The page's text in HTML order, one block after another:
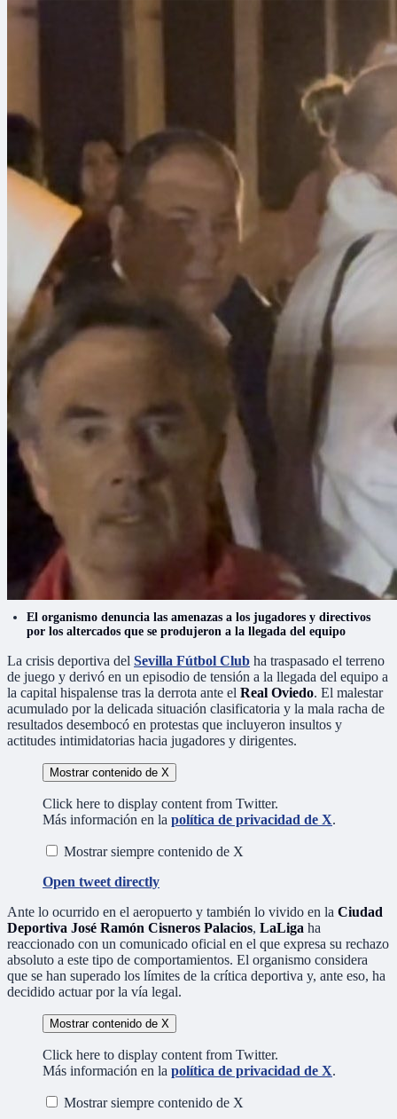
El organismo denuncia las amenazas a los jugadores y directivos
por los altercados que se produjeron a la llegada del equipo
La crisis deportiva del Sevilla Fútbol Club ha traspasado el terreno
de juego y derivó en un episodio de tensión a la llegada del equipo a
la capital hispalense tras la derrota ante el Real Oviedo. El malestar
acumulado por la delicada situación clasificatoria y la mala racha de
resultados desembocó en protestas que incluyeron insultos y
actitudes intimidatorias hacia jugadores y dirigentes.
Mostrar contenido de X
Click here to display content from Twitter.
Más información en la política de privacidad de X.
Mostrar siempre contenido de X
Open tweet directly
Ante lo ocurrido en el aeropuerto y también lo vivido en la Ciudad
Deportiva José Ramón Cisneros Palacios, LaLiga ha
reaccionado con un comunicado oficial en el que expresa su rechazo
absoluto a este tipo de comportamientos. El organismo considera
que se han superado los límites de la crítica deportiva y, ante eso, ha
decidido actuar por la vía legal.
Mostrar contenido de X
Click here to display content from Twitter.
Más información en la política de privacidad de X.
Mostrar siempre contenido de X